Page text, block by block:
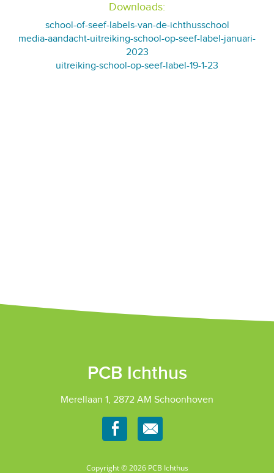
Downloads:
school-of-seef-labels-van-de-ichthusschool
media-aandacht-uitreiking-school-op-seef-label-januari-
2023
uitreiking-school-op-seef-label-19-1-23
PCB Ichthus
Merellaan 1, 2872 AM Schoonhoven
Copyright © 2026 PCB Ichthus